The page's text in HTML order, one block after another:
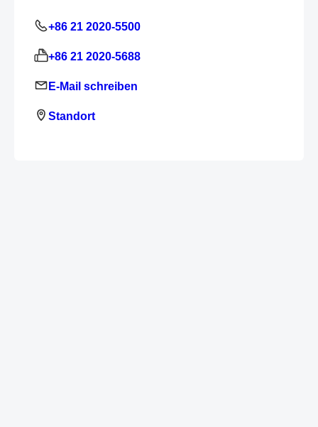
+86 21 2020-5500
+86 21 2020-5688
E-Mail schreiben
Standort